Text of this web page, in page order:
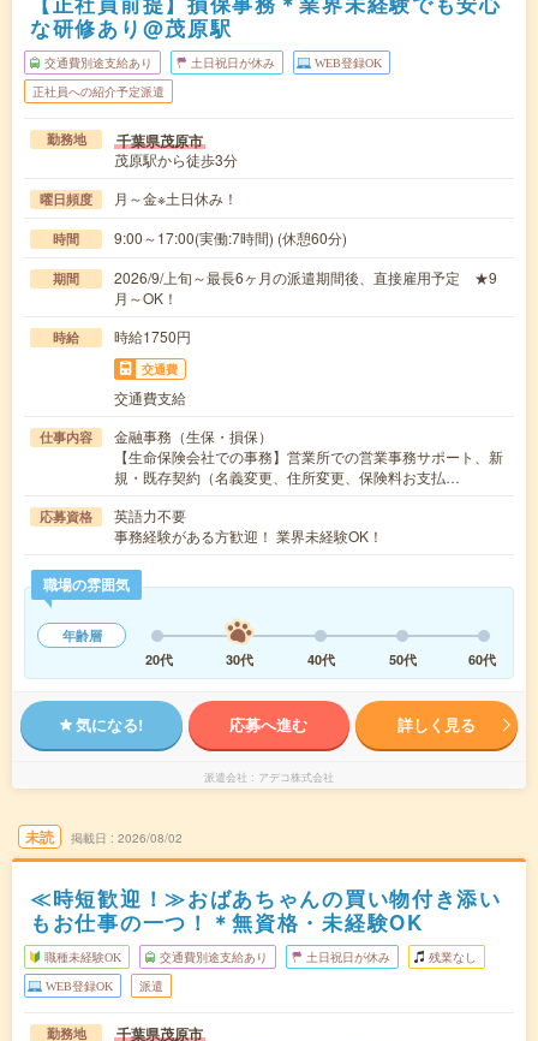
な研修あり@茂原駅
交通費別途支給あり 土日祝日が休み WEB登録OK
正社員への紹介予定派遣
勤務地 千葉県茂原市
茂原駅から徒歩3分
曜日頻度 月～金※土日休み！
時間 9:00～17:00(実働:7時間) (休憩60分)
期間
2026/9/上旬～最長6ヶ月の派遣期間後、直接雇用予定 ★9
月～OK！
時給 時給1750円
交通費
交通費支給
仕事内容
金融事務（生保・損保）
【生命保険会社での事務】営業所での営業事務サポート、新
規・既存契約（名義変更、住所変更、保険料お支払…
応募資格
英語力不要
事務経験がある方歓迎！ 業界未経験OK！
職場の雰囲気
年齢層
20代
30代 40代 50代 60代
気になる! 応募へ進む 詳しく見る
派遣会社 アデコ株式会社
未読 掲載日 2026/08/02
≪時短歓迎！≫おばあちゃんの買い物付き添い
もお仕事の一つ！＊無資格・未経験OK
職種未経験OK 交通費別途支給あり 土日祝日が休み 残業なし
WEB登録OK 派遣
勤務地 千葉県茂原市